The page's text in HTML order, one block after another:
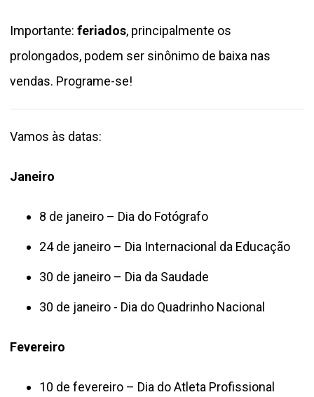
Importante: feriados, principalmente os
prolongados, podem ser sinônimo de baixa nas
vendas. Programe-se!
Vamos às datas:
Janeiro
8 de janeiro – Dia do Fotógrafo
24 de janeiro – Dia Internacional da Educação
30 de janeiro – Dia da Saudade
30 de janeiro - Dia do Quadrinho Nacional
Fevereiro
10 de fevereiro – Dia do Atleta Profissional